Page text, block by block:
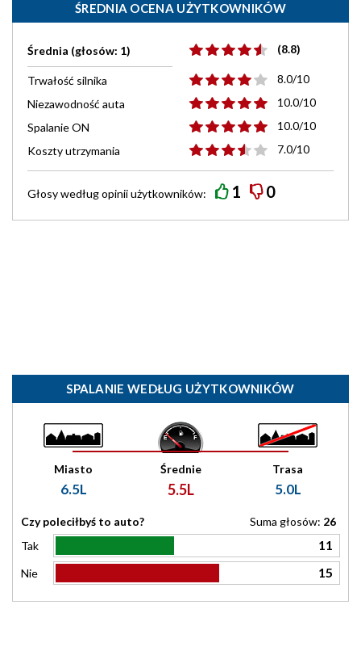
ŚREDNIA OCENA UŻYTKOWNIKÓW
Średnia (głosów: 1) (8.8)
Trwałość silnika
8.0/10
Niezawodność auta
10.0/10
Spalanie ON
10.0/10
Koszty utrzymania
7.0/10
Głosy wedługopiniiużytkowników: 1 0
SPALANIE WEDŁUG UŻYTKOWNIKÓW
Miasto
6.5L
Średnie
5.5L
Trasa
5.0L
Czy poleciłbyś to auto? Suma głosów: 26
Tak
11
Nie 15